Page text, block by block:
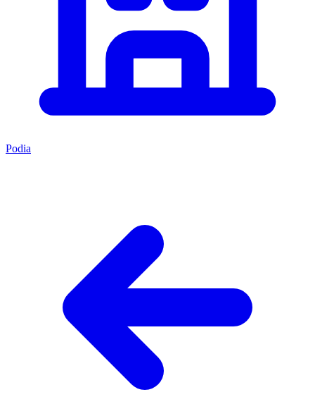
Podia